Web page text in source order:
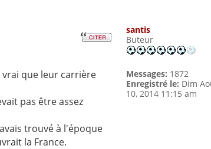
vrai que leur carrière
pas être assez
trouvé à l'époque
la France.
santis
Buteur
Messages: 1872
Enregistré le: Dim
10, 2014 11:15 am